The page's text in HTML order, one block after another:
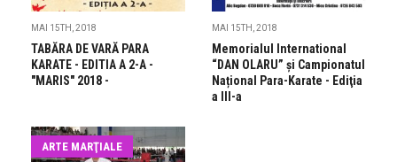
MAI 15TH, 2018
TABĂRA DE VARĂ PARA
KARATE - EDITIA A 2-A -
"MARIS" 2018 -
MAI 15TH, 2018
Memorialul International
“DAN OLARU” și Campionatul
Național Para-Karate - Ediţia
a III-a
ARTE MARŢIALE